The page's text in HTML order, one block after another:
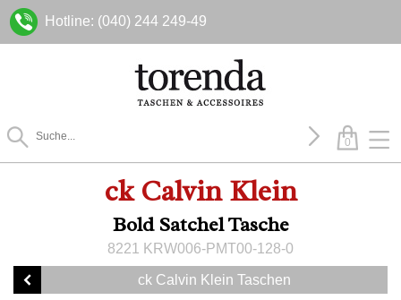
Hotline: (040) 244 249-49
0
ck Calvin Klein
Bold Satchel Tasche
8221 KRW006-PMT00-128-0
ck Calvin Klein Taschen